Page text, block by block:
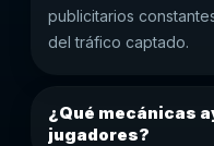
publicitarios
del tráfico captado.
¿Qué mecánicas
jugadores?